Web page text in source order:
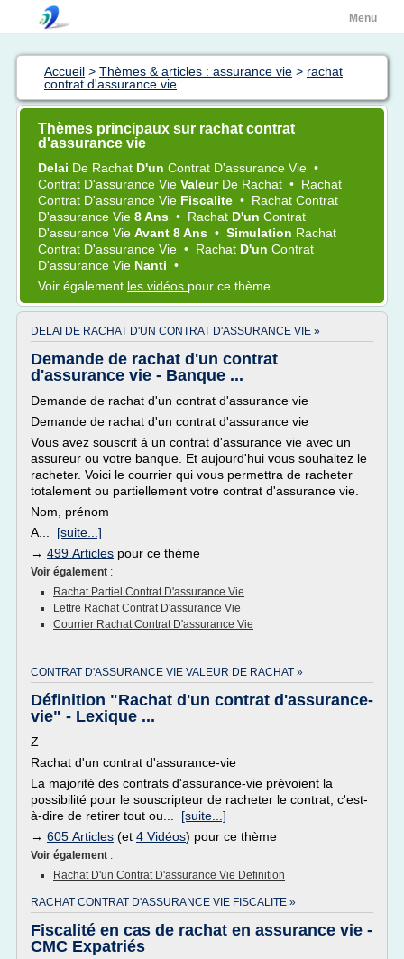
Menu
Accueil > Thèmes & articles : assurance vie > rachat
contrat d'assurance vie
Thèmes principaux sur rachat contrat
d'assurance vie
Delai De Rachat D'un Contrat D'assurance Vie •
Contrat D'assurance Vie Valeur De Rachat • Rachat
Contrat D'assurance Vie Fiscalite • Rachat Contrat
D'assurance Vie 8 Ans • Rachat D'un Contrat
D'assurance Vie Avant 8 Ans • Simulation Rachat
Contrat D'assurance Vie • Rachat D'un Contrat
D'assurance Vie Nanti •
Voir également les vidéos pour ce thème
DELAI DE RACHAT D'UN CONTRAT D'ASSURANCE VIE »
Demande de rachat d'un contrat
d'assurance vie - Banque ...
Demande de rachat d'un contrat d'assurance vie
Demande de rachat d'un contrat d'assurance vie
Vous avez souscrit à un contrat d'assurance vie avec un
assureur ou votre banque. Et aujourd'hui vous souhaitez le
racheter. Voici le courrier qui vous permettra de racheter
totalement ou partiellement votre contrat d'assurance vie.
Nom, prénom
A... [suite...]
→ 499 Articles pour ce thème
Voir également :
Rachat Partiel Contrat D'assurance Vie
Lettre Rachat Contrat D'assurance Vie
Courrier Rachat Contrat D'assurance Vie
CONTRAT D'ASSURANCE VIE VALEUR DE RACHAT »
Définition "Rachat d'un contrat d'assurance-
vie" - Lexique ...
Z
Rachat d'un contrat d'assurance-vie
La majorité des contrats d'assurance-vie prévoient la
possibilité pour le souscripteur de racheter le contrat, c'est-
à-dire de retirer tout ou... [suite...]
→ 605 Articles (et 4 Vidéos) pour ce thème
Voir également :
Rachat D'un Contrat D'assurance Vie Definition
RACHAT CONTRAT D'ASSURANCE VIE FISCALITE »
Fiscalité en cas de rachat en assurance vie -
CMC Expatriés